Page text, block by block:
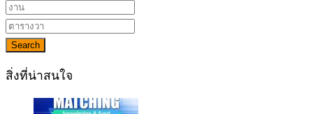
Search
สิ่งที่น่าสนใจ